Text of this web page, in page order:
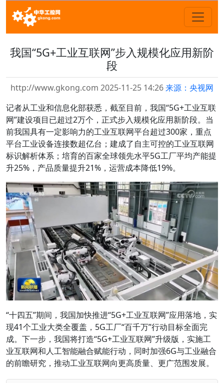
我国“5G+工业互联网”步入规模化应用新阶
段
http://www.gkong.com 2025-11-25 14:26来源：央视网
记者从工业和信息化部获悉，截至目前，我国“5G+工业互联
网”建设项目已超过2万个，正式步入规模化应用新阶段。当
前我国具有一定影响力的工业互联网平台超过300家，重点
平台工业设备连接数超亿台；建成了自主可控的工业互联网
标识解析体系；培育的百家全球领先水平5G工厂平均产能提
升25%，产品质量提升21%，运营成本降低19%。
“十四五”期间，我国加快推进“5G+工业互联网”应用落地，实
现41个工业大类全覆盖，5G工厂“百千万”行动目标全面完
成。下一步，我国将打造“5G+工业互联网”升级版，实施工
业互联网和人工智能融合赋能行动，同时加强6G与工业融合
的前瞻研究，推动工业互联网向更高质量、更广范围发展。